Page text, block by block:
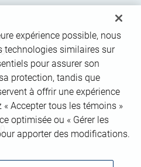
expérience possible, nous
technologies similaires sur
pour assurer son
protection, tandis que
à offrir une expérience
Accepter tous les témoins »
optimisée ou « Gérer les
apporter des modifications.